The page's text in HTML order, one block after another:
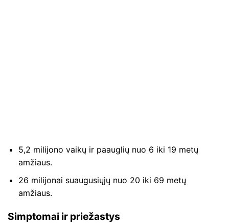
5,2 milijono vaikų ir paauglių nuo 6 iki 19 metų
amžiaus.
26 milijonai suaugusiųjų nuo 20 iki 69 metų
amžiaus.
Simptomai ir priežastys